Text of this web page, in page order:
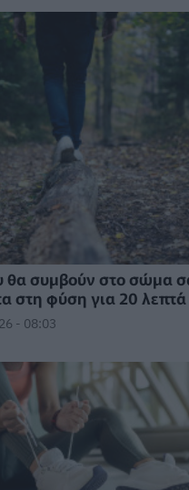
θα συμβούν στο σώμα
στη φύση για 20 λεπτά
- 08:03